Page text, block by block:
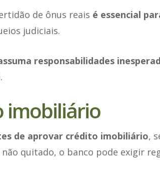
de ônus reais é essencial
judiciais.
responsabilidades
imobiliário
de aprovar crédito imobiliário,
quitado, o banco pode exigir